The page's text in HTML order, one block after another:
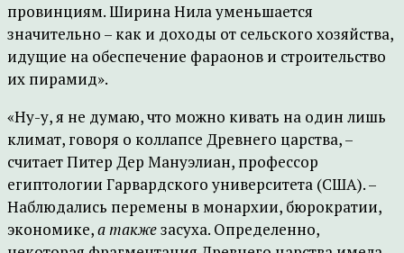
провинциям. Ширина Нила уменьшается
значительно – как и доходы от сельского хозяйства,
идущие на обеспечение фараонов и строительство
их пирамид».
«Ну-у, я не думаю, что можно кивать на один лишь
климат, говоря о коллапсе Древнего царства, –
считает Питер Дер Мануэлиан, профессор
египтологии Гарвардского университета (США). –
Наблюдались перемены в монархии, бюрократии,
экономике,а такжезасуха. Определенно,